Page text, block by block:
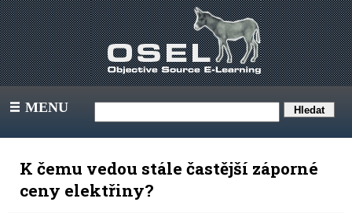
III MENU
K čemu vedou stále častější záporné
ceny elektřiny?